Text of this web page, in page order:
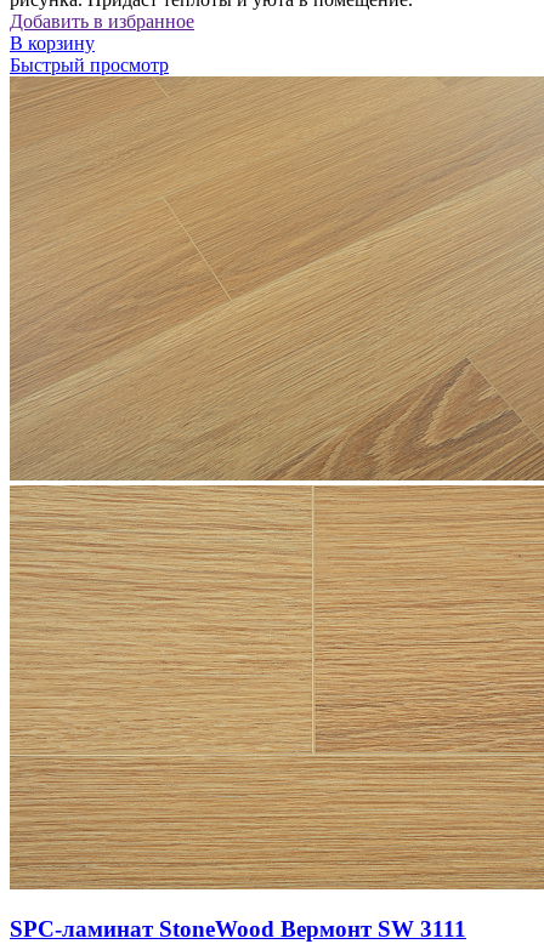
Добавить в избранное
В корзину
Быстрый просмотр
SPC-ламинат StoneWood Вермонт SW 3111